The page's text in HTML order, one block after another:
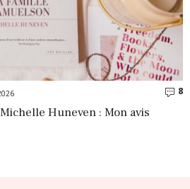
8
Huneven : Mon avis